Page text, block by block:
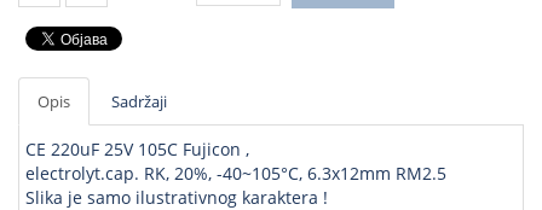
Opis Sadržaji
CE 220uF 25V 105C Fujicon ,
electrolyt.cap. RK, 20%, -40~105°C, 6.3x12mm RM2.5
Slika je samo ilustrativnog karaktera !